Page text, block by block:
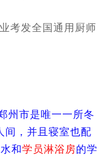
考发全国通用厨师
州市是唯一一所冬
间，并且寝室也配
和学员淋浴房的学